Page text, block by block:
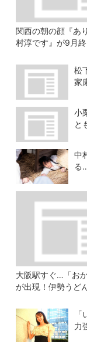
関西の朝の顔『あ
村淳です』が9月
松
家
小
と
中
る
大阪駅すぐ…「おか
が出現！伊勢うど
しだんご・かき氷
グルメが集結
力